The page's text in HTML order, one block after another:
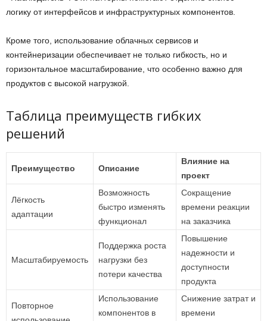
логику от интерфейсов и инфраструктурных компонентов.
Кроме того, использование облачных сервисов и
контейнеризации обеспечивает не только гибкость, но и
горизонтальное масштабирование, что особенно важно для
продуктов с высокой нагрузкой.
Таблица преимуществ гибких
решений
Преимущество Описание
Влияние на
проект
Лёгкость
адаптации
Возможность
быстро изменять
функционал
Сокращение
времени реакции
на заказчика
Масштабируемость
Поддержка роста
нагрузки без
потери качества
Повышение
надежности и
доступности
продукта
Повторное
Использование
компонентов в
Снижение затрат и
времени